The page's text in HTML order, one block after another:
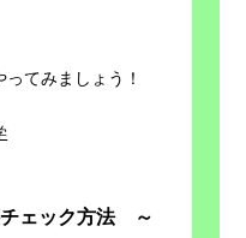
てみましょう！
ェック方法 ～